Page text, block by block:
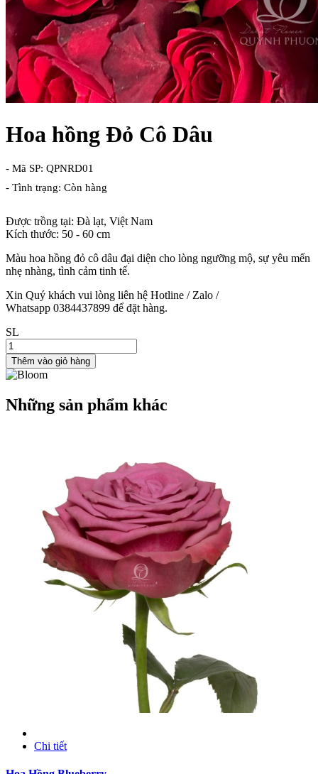
Hoa hồng Đỏ Cô Dâu
- Mã SP: QPNRD01
- Tình trạng: Còn hàng
Được trồng tại: Đà lạt, Việt Nam
Kích thước: 50 - 60 cm
Màu hoa hồng đỏ cô dâu đại diện cho lòng ngưỡng mộ, sự yêu mến
nhẹ nhàng, tình cảm tinh tế.
Xin Quý khách vui lòng liên hệ Hotline / Zalo /
Whatsapp 0384437899 để đặt hàng.
SL
Thêm vào giỏ hàng
Những sản phẩm khác
Chi tiết